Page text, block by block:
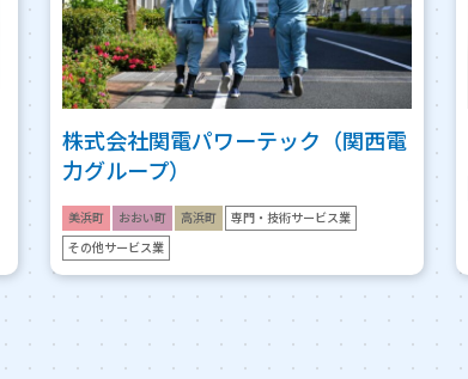
株式会社関電パワーテック（関西電
力グループ）
美浜町 おおい町 高浜町 専門・技術サービス業
その他サービス業